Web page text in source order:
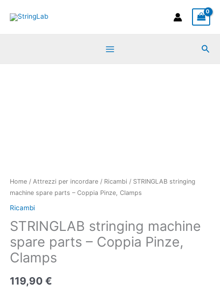
Home / Attrezzi per incordare / Ricambi / STRINGLAB stringing
machine spare parts – Coppia Pinze, Clamps
Ricambi
STRINGLAB stringing machine
spare parts – Coppia Pinze,
Clamps
119,90 €